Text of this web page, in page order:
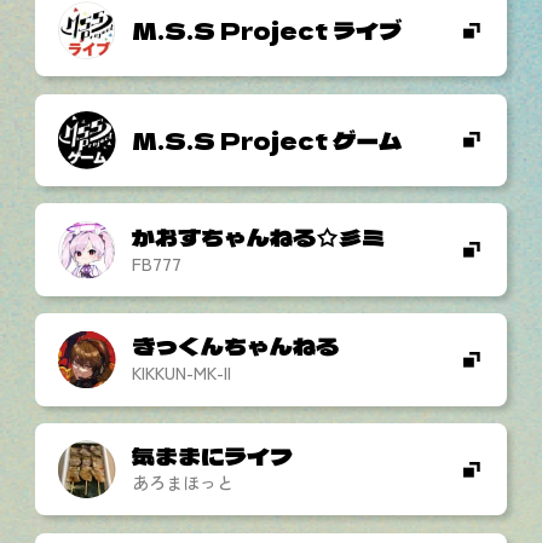
M.S.S Project ライブ
M.S.S Project ゲーム
かおすちゃんねる☆彡ミ
FB777
きっくんちゃんねる
KIKKUN-MK-II
気ままにライフ
あろまほっと